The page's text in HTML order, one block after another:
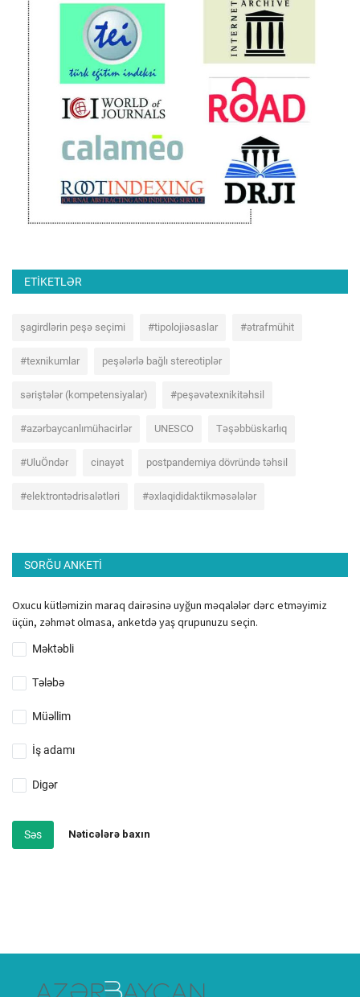
ETIKETLƏR
şagirdlərin peşə seçimi #tipolojiəsaslar #ətrafmühit
#texnikumlar peşələrlə bağlı stereotiplər
səriştələr (kompetensiyalar) #peşəvətexnikitəhsil
#azərbaycanlımühacirlər UNESCO Təşəbbüskarlıq
#UluÖndər cinayət postpandemiya dövründə təhsil
#elektrontədrisalətləri #əxlaqididaktikməsələlər
SORĞU ANKETI
Oxucu kütləmizin maraq dairəsinə uyğun məqalələr dərc etməyimiz
üçün, zəhmət olmasa, anketdə yaş qrupunuzu seçin.
Məktəbli
Tələbə
Müəllim
İş adamı
Digər
Səs Nəticələrə baxın